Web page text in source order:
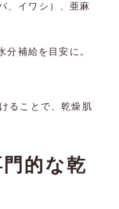
、イワシ）、亜麻
分補給を目安に。
ることで、乾燥肌
的な乾